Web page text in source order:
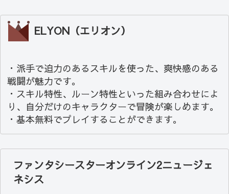
ELYON（エリオン）
・派手で迫力のあるスキルを使った、爽快感のある
戦闘が魅力です。
・スキル特性、ルーン特性といった組み合わせによ
り、自分だけのキャラクターで冒険が楽しめます。
・基本無料でプレイすることができます。
ファンタシースターオンライン2ニュージェ
ネシス